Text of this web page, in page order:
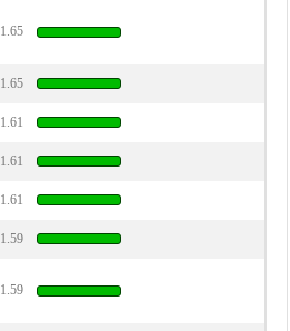
1.65
1.65
1.61
1.61
1.61
1.59
1.59